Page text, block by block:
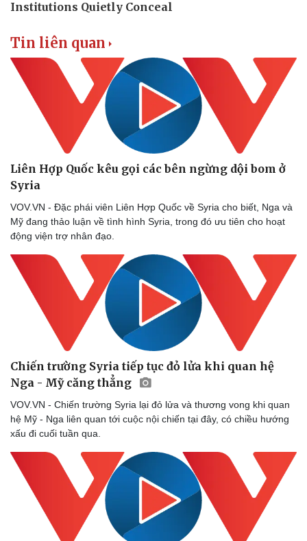
Tin liên quan
Liên Hợp Quốc kêu gọi các bên ngừng dội bom ở
Syria
VOV.VN - Đặc phái viên Liên Hợp Quốc về Syria cho biết, Nga và
Mỹ đang thảo luận về tình hình Syria, trong đó ưu tiên cho hoạt
động viện trợ nhân đạo.
Chiến trường Syria tiếp tục đỏ lửa khi quan hệ
Nga - Mỹ căng thẳng
VOV.VN - Chiến trường Syria lại đỏ lửa và thương vong khi quan
hệ Mỹ - Nga liên quan tới cuộc nội chiến tại đây, có chiều hướng
xấu đi cuối tuần qua.